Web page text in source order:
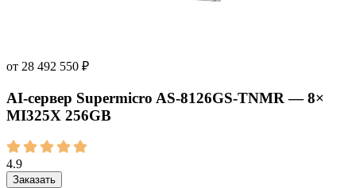
от 28 492 550 ₽
AI‑сервер Supermicro AS-8126GS-TNMR — 8×
MI325X 256GB
4.9
Заказать